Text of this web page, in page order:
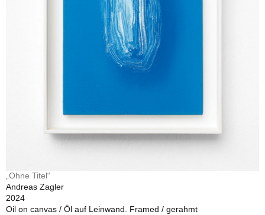
„Ohne Titel“
Andreas Zagler
2024
Oil on canvas / Öl auf Leinwand. Framed / gerahmt